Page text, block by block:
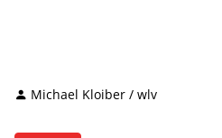
Michael Kloiber / wlv